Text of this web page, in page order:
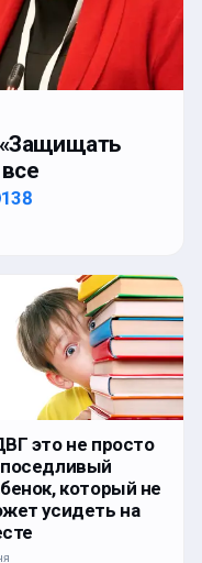
138
это не просто
который не
усидеть на